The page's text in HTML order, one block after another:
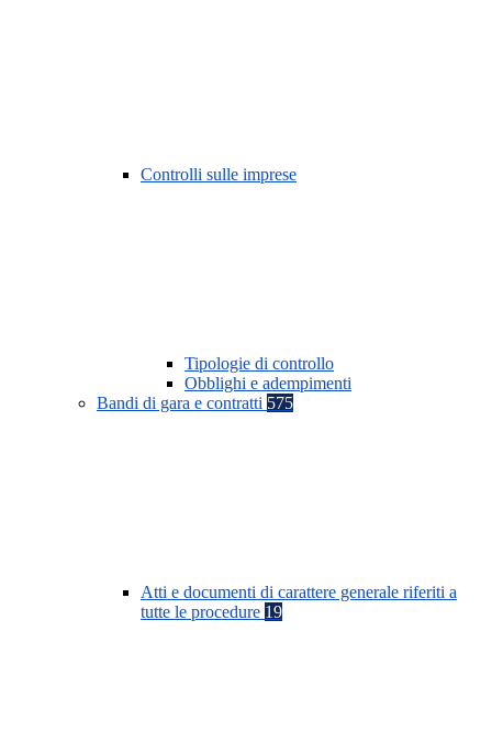
Controlli sulle imprese
Tipologie di controllo
Obblighi e adempimenti
Bandi di gara e contratti 575
Atti e documenti di carattere generale riferiti a
tutte le procedure 19